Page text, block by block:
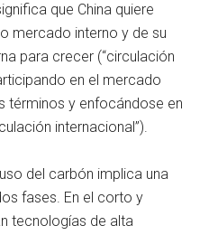
que China quiere
mercado interno y de su
para crecer (“circulación
en el mercado
términos y enfocándose en
internacional”).
del carbón implica una
fases. En el corto y
tecnologías de alta